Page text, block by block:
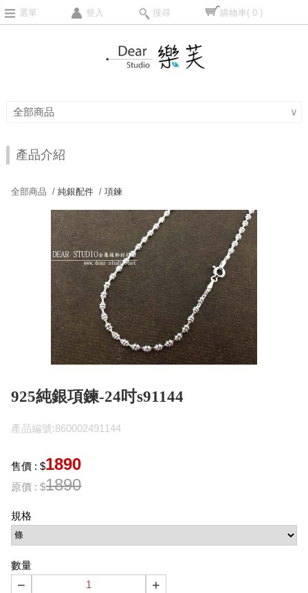
選單 登入 搜尋 購物車( 0 )
全部商品 ∨
產品介紹
全部商品 /純銀配件 /項鍊
925純銀項鍊-24吋s91144
產品編號:860002491144
售價 : $1890
原價 : $1890
規格
數量
− +